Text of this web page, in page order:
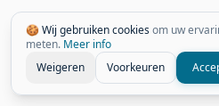
🍪 Wij gebruiken cookiesom uw
meten. Meer info
Weigeren
Voorkeuren